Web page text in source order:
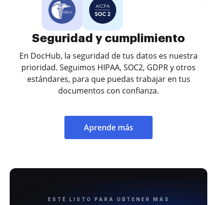
Seguridad y cumplimiento
En DocHub, la seguridad de tus datos es nuestra
prioridad. Seguimos HIPAA, SOC2, GDPR y otros
estándares, para que puedas trabajar en tus
documentos con confianza.
Aprende más
ESTÉ LISTO PARA OBTENER MÁS